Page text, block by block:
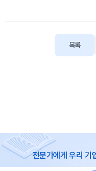
목록
전문가에게 우리 기